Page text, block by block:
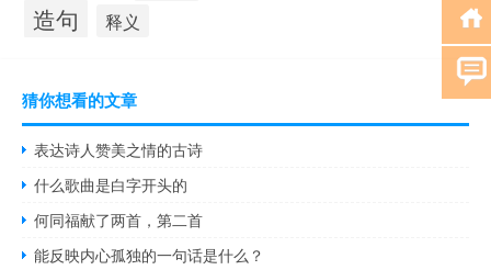
造句 释义
猜你想看的文章
表达诗人赞美之情的古诗
什么歌曲是白字开头的
何同福献了两首，第二首
能反映内心孤独的一句话是什么？